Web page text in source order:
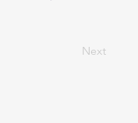
Next